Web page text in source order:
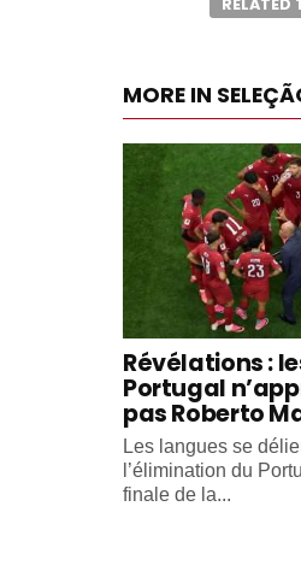
MORE IN
Révélations :
Portugal
pas Roberto
Les langues se
l’élimination du
finale de la...